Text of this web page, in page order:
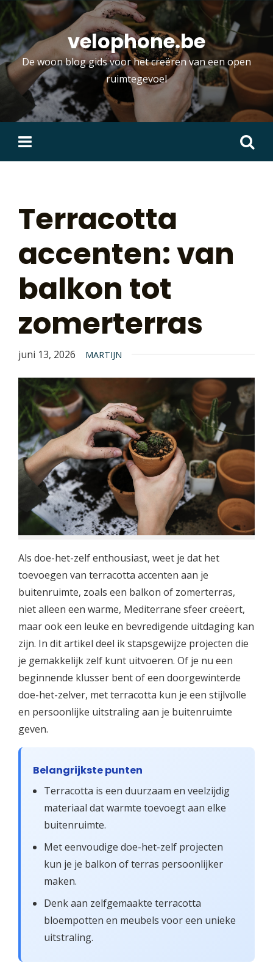
Skip
content
velophone.be
De woon blog gids voor het creëren van een open
ruimtegevoel
Zoeken
naar:
Terracotta
accenten: van
balkon tot
zomerterras
juni 13, 2026 MARTIJN
Als doe-het-zelf enthousiast, weet je dat het
toevoegen van terracotta accenten aan je
buitenruimte, zoals een balkon of zomerterras,
niet alleen een warme, Mediterrane sfeer creëert,
maar ook een leuke en bevredigende uitdaging kan
zijn. In dit artikel deel ik stapsgewijze projecten die
je gemakkelijk zelf kunt uitvoeren. Of je nu een
beginnende klusser bent of een doorgewinterde
doe-het-zelver, met terracotta kun je een stijlvolle
en persoonlijke uitstraling aan je buitenruimte
geven.
Belangrijkste punten
Terracotta is een duurzaam en veelzijdig
materiaal dat warmte toevoegt aan elke
buitenruimte.
Met eenvoudige doe-het-zelf projecten
kun je je balkon of terras persoonlijker
maken.
Denk aan zelfgemaakte terracotta
bloempotten en meubels voor een unieke
uitstraling.